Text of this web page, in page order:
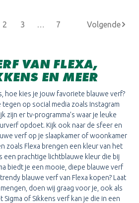
2 3 … 7
VAN FLEXA,
EN MEER
hoe kies je jouw favoriete blauwe verf?
op social media zoals Instagram
zijn er tv-programma’s waar je leuke
opdoet. Kijk ook naar de sfeer en
verf op je slaapkamer of woonkamer
zoals Flexa brengen een kleur van het
een prachtige lichtblauwe kleur die bij
biedt je een mooie, diepe blauwe verf
blauwe verf van Flexa kopen? Laat
doen wij graag voor je, ook als
of Sikkens verf kan je die in een